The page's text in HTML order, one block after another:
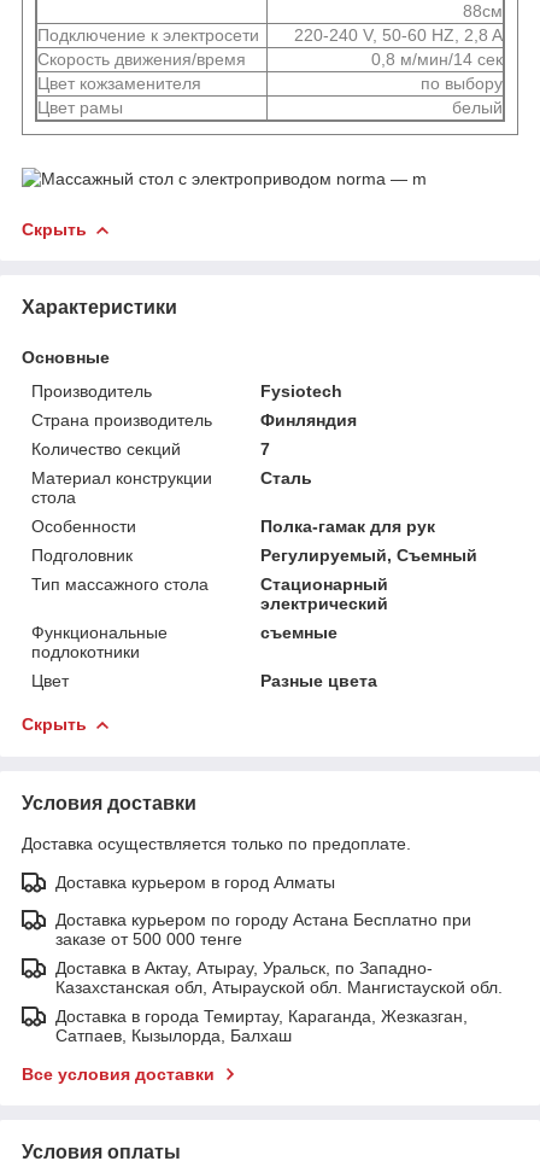
88см
Подключение к электросети
220-240 V, 50-60 HZ, 2,8 A
Скорость движения/время
0,8 м/мин/14 сек
Цвет кожзаменителя
по выбору
Цвет рамы
белый
Скрыть
Характеристики
Основные
Производитель
Fysiotech
Страна производитель
Финляндия
Количество секций
7
Материал конструкции
стола
Сталь
Особенности
Полка-гамак для рук
Подголовник
Регулируемый, Съемный
Тип массажного стола
Стационарный
электрический
Функциональные
подлокотники
съемные
Цвет Разные цвета
Скрыть
Условия доставки
Доставка осуществляется только по предоплате.
Доставка курьером в город Алматы
Доставка курьером по городу Астана Бесплатно при
заказе от 500 000 тенге
Доставка в Актау, Атырау, Уральск, по Западно-
Казахстанская обл, Атырауской обл. Мангистауской обл.
Доставка в города Темиртау, Караганда, Жезказган,
Сатпаев, Кызылорда, Балхаш
Все условия доставки
Условия оплаты